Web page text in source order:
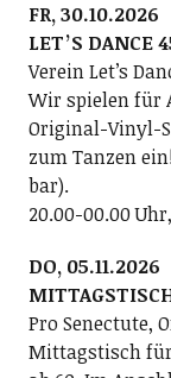
FR, 30.10.2026
LETʼS DANCE
Verein Letʼs
Wir spielen für
Original-Vinyl-
zum Tanzen
bar).
20.00-00.00
DO, 05.11.2026
Pro Senectute,
Mittagstisch